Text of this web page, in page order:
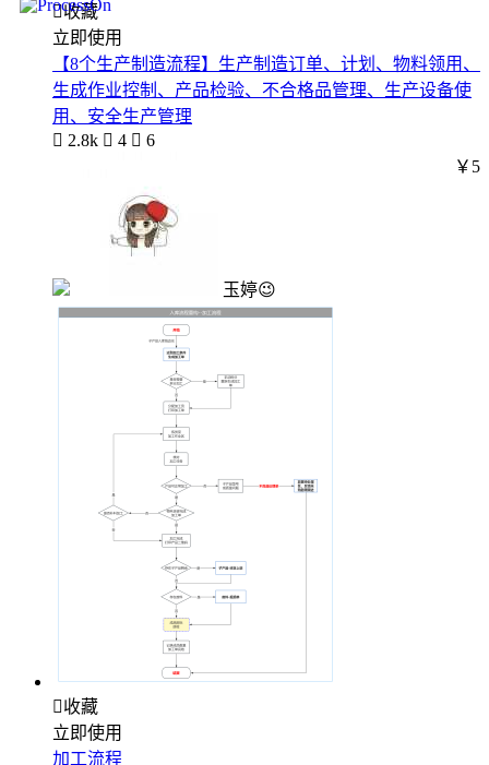
收藏
立即使用
【8个生产制造流程】生产制造订单、计划、物料领用、
生成作业控制、产品检验、不合格品管理、生产设备使
用、安全生产管理
 2.8k  4  6
玉婷😉
￥5
收藏
立即使用
加工流程